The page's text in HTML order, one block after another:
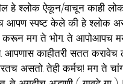
हे श्लोक ऐकून/वाचून काही
आपण स्पष्ट केले की हे श्लोक असं
करून मग ते भोग. ते आपोआपच
आपणास काहीतरी सतत करावेच
असतो. तेही कर्मच! मग ते